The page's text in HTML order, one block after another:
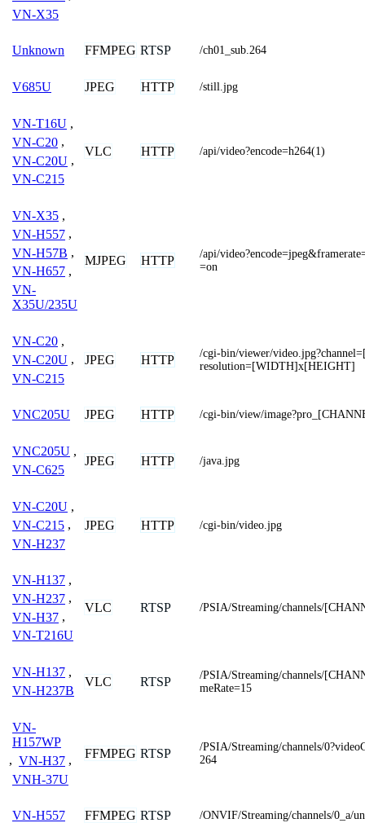
VN-X35
Unknown FFMPEG RTSP /ch01_sub.264
V685U JPEG HTTP /still.jpg
VN-T16U ,
VN-C20 ,
VN-C20U ,
VN-C215
VLC HTTP /api/video?encode=h264(1)
VN-X35 ,
VN-H557 ,
VN-H57B ,
VN-H657 ,
VN-
X35U/235U
MJPEG HTTP
/api/
=on
VN-C20 ,
VN-C20U ,
VN-C215
JPEG HTTP
/cgi-bin/viewer/
resolution=[WIDTH]x[HEIGHT]
VNC205U JPEG HTTP /cgi-bin/view/
VNC205U ,
VN-C625
JPEG HTTP /java.jpg
VN-C20U ,
VN-C215 ,
VN-H237
JPEG HTTP /cgi-bin/video.jpg
VN-H137 ,
VN-H237 ,
VN-H37 ,
VN-T216U
VLC RTSP /PSIA/Streaming/channels/
VN-H137 ,
VN-H237B
VLC RTSP
/PSIA/Streaming/channels/
meRate=15
VN-
H157WP
, VN-H37 ,
VNH-37U
FFMPEG RTSP
/PSIA/Streaming/channels/
264
VN-H557 FFMPEG RTSP /ONVIF/Streaming/channels/0_a/